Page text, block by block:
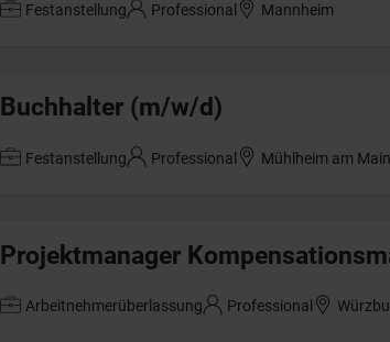
Festanstellung Professional Mannheim
Buchhalter (m/w/d)
Festanstellung Professional Mühlheim am Main
Projektmanager
Arbeitnehmerüberlassung Professional